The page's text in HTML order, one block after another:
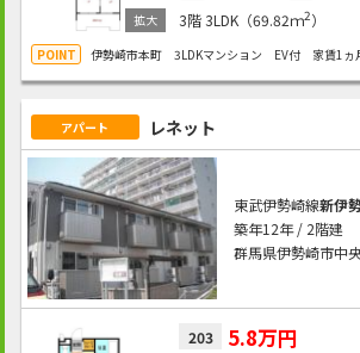
3階3LDK（69.82ｍ2）
伊勢崎市本町 3LDKマンション EV付 家賃1ヵ
アパート レネット
東武伊勢崎線新伊
築年12年 / 2階建
群馬県伊勢崎市中
203 5.8万円